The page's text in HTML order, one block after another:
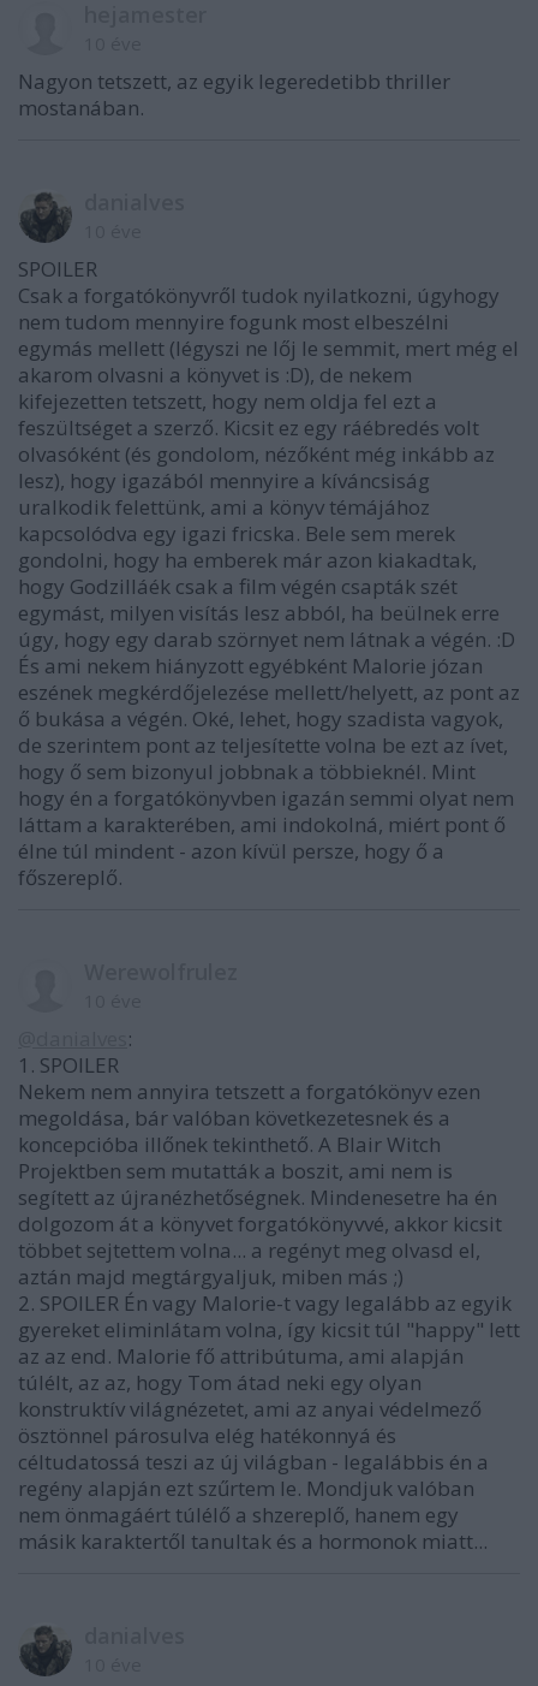
Nagyon tetszett, az egyik legeredetibb thriller
mostanában.
SPOILER
Csak a forgatókönyvről tudok nyilatkozni, úgyhogy
nem tudom mennyire fogunk most elbeszélni
egymás mellett (légyszi ne lőj le semmit, mert még el
akarom olvasni a könyvet is :D), de nekem
kifejezetten tetszett, hogy nem oldja fel ezt a
feszültséget a szerző. Kicsit ez egy ráébredés volt
olvasóként (és gondolom, nézőként még inkább az
lesz), hogy igazából mennyire a kíváncsiság
uralkodik felettünk, ami a könyv témájához
kapcsolódva egy igazi fricska. Bele sem merek
gondolni, hogy ha emberek már azon kiakadtak,
hogy Godzilláék csak a film végén csapták szét
egymást, milyen visítás lesz abból, ha beülnek erre
úgy, hogy egy darab szörnyet nem látnak a végén. :D
És ami nekem hiányzott egyébként Malorie józan
eszének megkérdőjelezése mellett/helyett, az pont az
ő bukása a végén. Oké, lehet, hogy szadista vagyok,
de szerintem pont az teljesítette volna be ezt az ívet,
hogy ő sem bizonyul jobbnak a többieknél. Mint
hogy én a forgatókönyvben igazán semmi olyat nem
láttam a karakterében, ami indokolná, miért pont ő
élne túl mindent - azon kívül persze, hogy ő a
főszereplő.
:
1. SPOILER
Nekem nem annyira tetszett a forgatókönyv ezen
megoldása, bár valóban következetesnek és a
koncepcióba illőnek tekinthető. A Blair Witch
Projektben sem mutatták a boszit, ami nem is
segített az újranézhetőségnek. Mindenesetre ha én
dolgozom át a könyvet forgatókönyvvé, akkor kicsit
többet sejtettem volna... a regényt meg olvasd el,
aztán majd megtárgyaljuk, miben más ;)
2. SPOILER Én vagy Malorie-t vagy legalább az egyik
gyereket eliminlátam volna, így kicsit túl "happy" lett
az az end. Malorie fő attribútuma, ami alapján
túlélt, az az, hogy Tom átad neki egy olyan
konstruktív világnézetet, ami az anyai védelmező
ösztönnel párosulva elég hatékonnyá és
céltudatossá teszi az új világban - legalábbis én a
regény alapján ezt szűrtem le. Mondjuk valóban
nem önmagáért túlélő a shzereplő, hanem egy
másik karaktertől tanultak és a hormonok miatt...